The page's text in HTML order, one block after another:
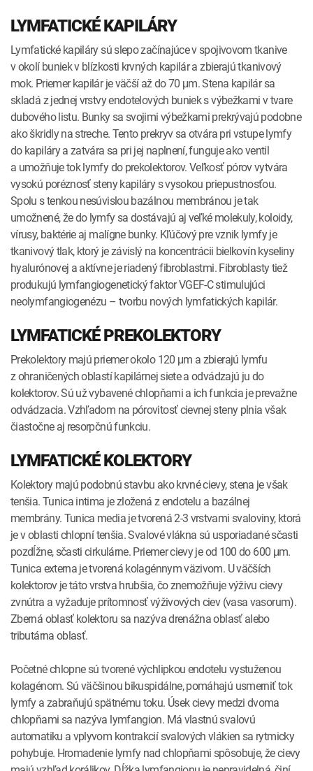
LYMFATICKÉ KAPILÁRY
Lymfatické kapiláry sú slepo začínajúce v spojivovom tkanive
v okolí buniek v blízkosti krvných kapilár a zbierajú tkanivový
mok. Priemer kapilár je väčší až do 70 μm. Stena kapilár sa
skladá z jednej vrstvy endotelových buniek s výbežkami v tvare
dubového listu. Bunky sa svojimi výbežkami prekrývajú podobne
ako škridly na streche. Tento prekryv sa otvára pri vstupe lymfy
do kapiláry a zatvára sa pri jej naplnení, funguje ako ventil
a umožňuje tok lymfy do prekolektorov. Veľkosť pórov vytvára
vysokú poréznosť steny kapiláry s vysokou priepustnosťou.
Spolu s tenkou nesúvislou bazálnou membránou je tak
umožnené, že do lymfy sa dostávajú aj veľké molekuly, koloidy,
vírusy, baktérie aj malígne bunky. Kľúčový pre vznik lymfy je
tkanivový tlak, ktorý je závislý na koncentrácii bielkovín kyseliny
hyalurónovej a aktívne je riadený fibroblastmi. Fibroblasty tiež
produkujú lymfangiogenetický faktor VGEF­‑C stimulujúci
neolymfangiogenézu – tvorbu nových lymfatických kapilár.
LYMFATICKÉ PREKOLEKTORY
Prekolektory majú priemer okolo 120 μm a zbierajú lymfu
z ohraničených oblastí kapilárnej siete a odvádzajú ju do
kolektorov. Sú už vybavené chlopňami a ich funkcia je prevažne
odvádzacia. Vzhľadom na pórovitosť cievnej steny plnia však
čiastočne aj resorpčnú funkciu.
LYMFATICKÉ KOLEKTORY
Kolektory majú podobnú stavbu ako krvné cievy, stena je však
tenšia. Tunica intima je zložená z endotelu a bazálnej
membrány. Tunica media je tvorená 2-3 vrstvami svaloviny, ktorá
je v oblasti chlopní tenšia. Svalové vlákna sú usporiadané sčasti
pozdĺžne, sčasti cirkulárne. Priemer cievy je od 100 do 600 μm.
Tunica externa je tvorená kolagénnym väzivom. U väčších
kolektorov je táto vrstva hrubšia, čo znemožňuje výživu cievy
zvnútra a vyžaduje prítomnosť výživových ciev (vasa vasorum).
Zberná oblasť kolektoru sa nazýva drenážna oblasť alebo
tributárna oblasť.
Početné chlopne sú tvorené výchlipkou endotelu vystuženou
kolagénom. Sú väčšinou bikuspidálne, pomáhajú usmerniť tok
lymfy a zabraňujú spätnému toku. Úsek cievy medzi dvoma
chlopňami sa nazýva lymfangion. Má vlastnú svalovú
automatiku a vplyvom kontrakcií svalových vlákien sa rytmicky
pohybuje. Hromadenie lymfy nad chlopňami spôsobuje, že cievy